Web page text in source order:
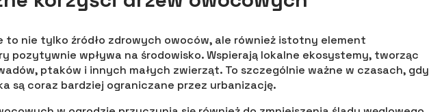
to nie tylko źródło zdrowych owoców, ale również istotny element
pozytywnie wpływa na środowisko. Wspierają lokalne ekosystemy, tworząc
ptaków i innych małych zwierząt. To szczególnie ważne w czasach, gdy
są coraz bardziej ograniczane przez urbanizację.